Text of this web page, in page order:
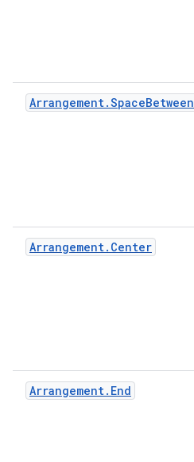
Arrangement.SpaceBetween
Arrangement.Center
Arrangement.End